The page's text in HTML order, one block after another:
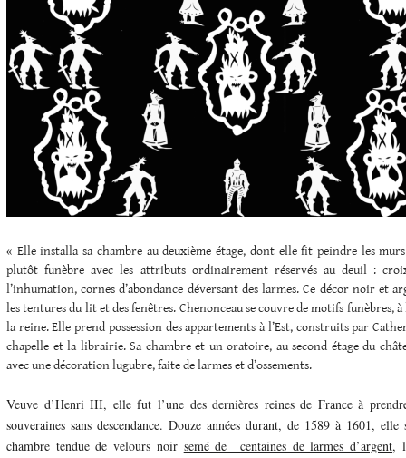
« Elle installa sa chambre au deuxième étage, dont elle fit peindre les
plutôt funèbre avec les attributs ordinairement réservés au deuil :
l’inhumation, cornes d’abondance déversant des larmes. Ce décor noir et
les tentures du lit et des fenêtres. Chenonceau se couvre de motifs funèbres,
la reine. Elle prend possession des appartements à l’Est, construits par
chapelle et la librairie. Sa chambre et un oratoire, au second étage du
avec une décoration lugubre, faite de larmes et d’ossements.
Veuve d’Henri III, elle fut l’une des dernières reines de France à
souveraines sans descendance. Douze années durant, de 1589 à 1601, elle
chambre tendue de velours noir semé de centaines de larmes d’argent,